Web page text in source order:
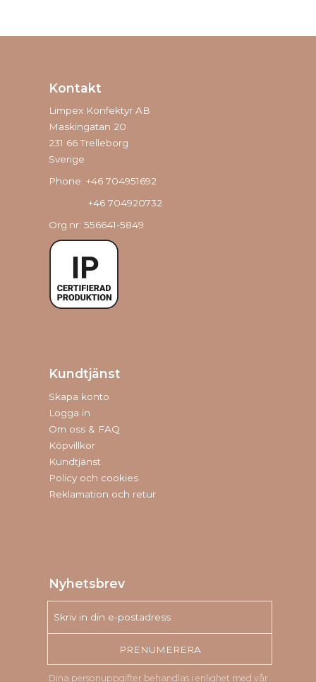
Kontakt
Limpex Konfektyr AB
Maskingatan 20
231 66 Trelleborg
Sverige
Phone: +46 704951692
+46 704920732
Org.nr: 556641-5849
Kundtjänst
Skapa konto
Logga in
Om oss & FAQ
Köpvillkor
Kundtjänst
Policy och cookies
Reklamation och retur
Nyhetsbrev
PRENUMERERA
Dina personuppgifter behandlas i enlighet med vår